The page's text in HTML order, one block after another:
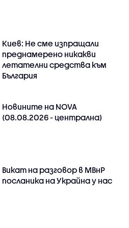
Киев: Не сме изпращали
преднамерено никакви
летателни средства към
България
Новините на NOVA
(08.08.2026 - централна)
Викат на разговор в МВнР
посланика на Украйна у нас